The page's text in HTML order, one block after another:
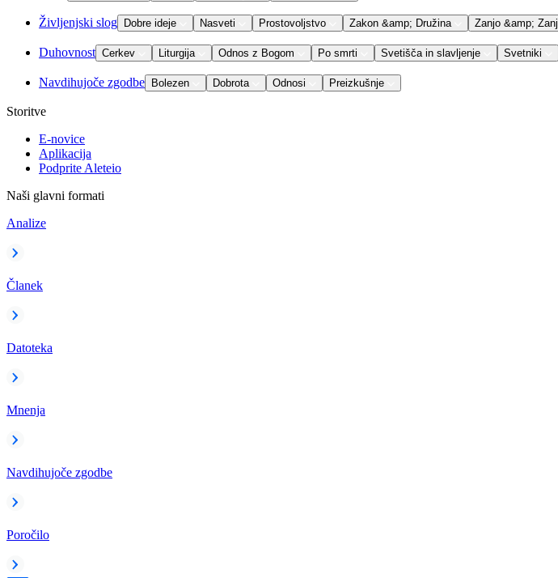
Življenjski slog Dobre ideje Nasveti Prostovoljstvo Zakon &amp; Družina Zanjo &amp; Zanj
Duhovnost Cerkev Liturgija Odnos z Bogom Po smrti Svetišča in slavljenje Svetniki
Navdihujoče zgodbe Bolezen Dobrota Odnosi Preizkušnje
Storitve
E-novice
Aplikacija
Podprite Aleteio
Naši glavni formati
Analize
Članek
Datoteka
Mnenja
Navdihujoče zgodbe
Poročilo